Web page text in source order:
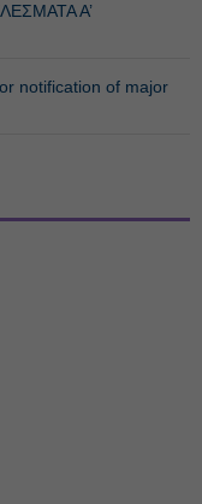
Α’
notification of major